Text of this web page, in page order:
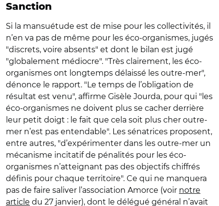
Sanction
Si la mansuétude est de mise pour les collectivités, il
n’en va pas de même pour les éco-organismes, jugés
"discrets, voire absents" et dont le bilan est jugé
"globalement médiocre". "Très clairement, les éco-
organismes ont longtemps délaissé les outre-mer",
dénonce le rapport. "Le temps de l’obligation de
résultat est venu", affirme Gisèle Jourda, pour qui "les
éco-organismes ne doivent plus se cacher derrière
leur petit doigt : le fait que cela soit plus cher outre-
mer n’est pas entendable". Les sénatrices proposent,
entre autres, "d’expérimenter dans les outre-mer un
mécanisme incitatif de pénalités pour les éco-
organismes n’atteignant pas des objectifs chiffrés
définis pour chaque territoire". Ce qui ne manquera
pas de faire saliver l’association Amorce (voir notre
article du 27 janvier), dont le délégué général n’avait